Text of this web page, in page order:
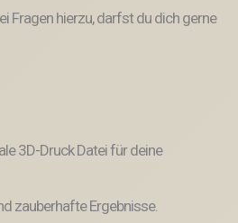
Fragen hierzu, darfst du dich gerne
3D-Druck Datei für deine
zauberhafte Ergebnisse.